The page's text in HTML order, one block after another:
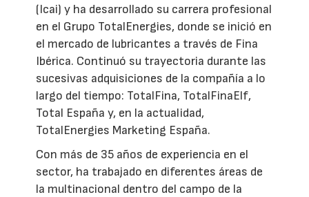
(Icai) y ha desarrollado su carrera profesional
en el Grupo TotalEnergies, donde se inició en
el mercado de lubricantes a través de Fina
Ibérica. Continuó su trayectoria durante las
sucesivas adquisiciones de la compañía a lo
largo del tiempo: TotalFina, TotalFinaElf,
Total España y, en la actualidad,
TotalEnergies Marketing España.
Con más de 35 años de experiencia en el
sector, ha trabajado en diferentes áreas de
la multinacional dentro del campo de la